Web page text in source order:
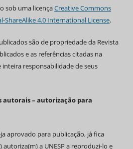
sob uma licençaCreative Commons
4.0 International License.
são de propriedade da Revista
e as referências citadas na
inteira responsabilidade de seus
– autorização para
aprovado para publicação, já fica
a UNESP a reproduzi-lo e